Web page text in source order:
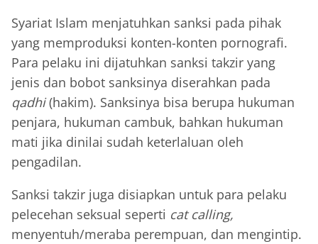
Syariat Islam menjatuhkan sanksi pada pihak
yang memproduksi konten-konten pornografi.
Para pelaku ini dijatuhkan sanksi takzir yang
jenis dan bobot sanksinya diserahkan pada
qadhi(hakim). Sanksinya bisa berupa hukuman
penjara, hukuman cambuk, bahkan hukuman
mati jika dinilai sudah keterlaluan oleh
pengadilan.
Sanksi takzir juga disiapkan untuk para pelaku
pelecehan seksual seperti cat calling,
menyentuh/meraba perempuan, dan mengintip.